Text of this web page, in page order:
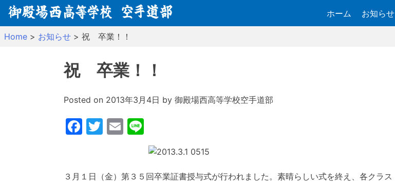
Skip
ホーム お知らせ
Home > お知らせ > 祝 卒業！！
祝 卒業！！
Posted on 2013年3月4日 by 御殿場西高等学校空手道部
Facebook
Twitter
Email
３月１日（金）第３５回卒業証書授与式が行われました。素晴らしい式を終え、各クラス